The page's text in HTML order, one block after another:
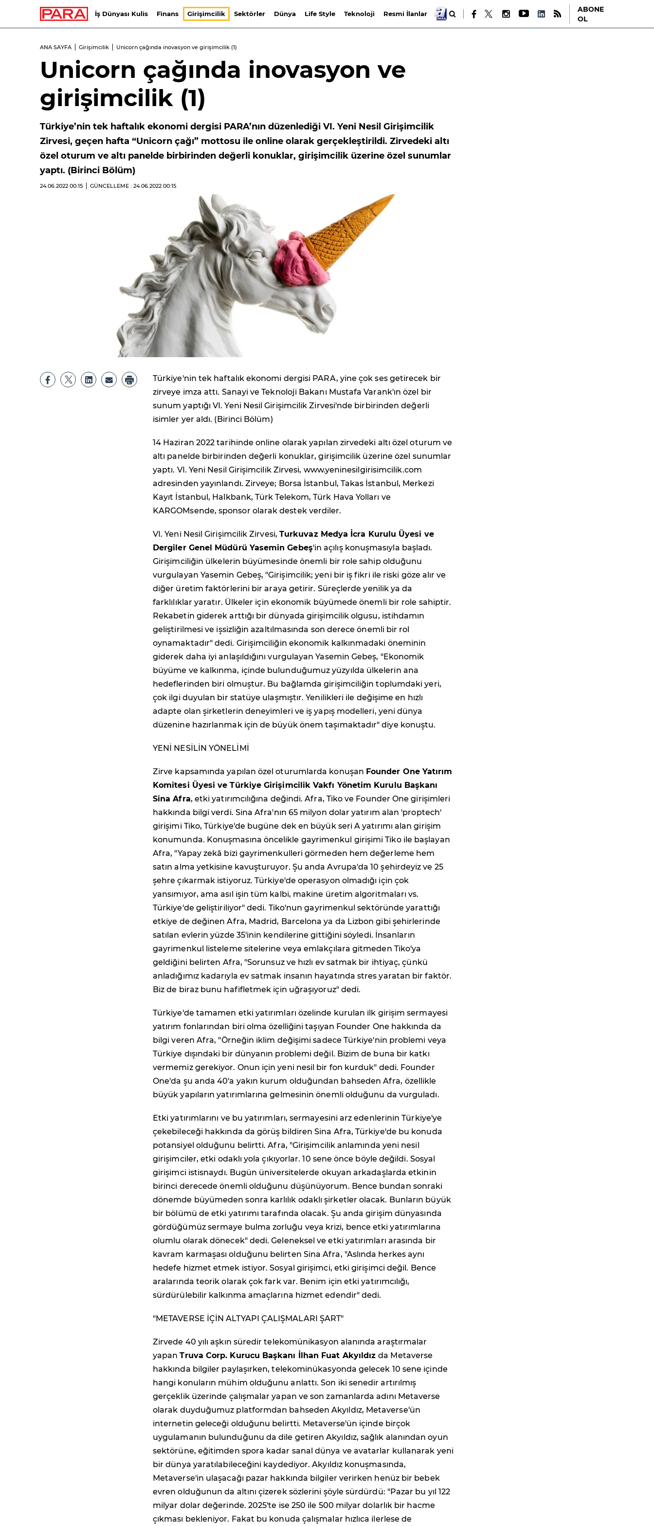
İş Dünyası Kulis Finans Girişimcilik Sektörler Dünya Life Style Teknoloji Resmi İlanlar
ABONE
OL
ANA SAYFA Girişimcilik Unicorn çağında inovasyon ve girişimcilik (1)
Unicorn çağında inovasyon ve
girişimcilik (1)
Türkiye’nin tek haftalık ekonomi dergisi PARA’nın düzenlediği VI. Yeni Nesil Girişimcilik
Zirvesi, geçen hafta “Unicorn çağı” mottosu ile online olarak gerçekleştirildi. Zirvedeki altı
özel oturum ve altı panelde birbirinden değerli konuklar, girişimcilik üzerine özel sunumlar
yaptı. (Birinci Bölüm)
24.06.2022 00:15 GÜNCELLEME : 24.06.2022 00:15
Türkiye'nin tek haftalık ekonomi dergisi PARA, yine çok ses getirecek bir
zirveye imza attı. Sanayi ve Teknoloji Bakanı Mustafa Varank'ın özel bir
sunum yaptığı VI. Yeni Nesil Girişimcilik Zirvesi'nde birbirinden değerli
isimler yer aldı. (Birinci Bölüm)
14 Haziran 2022 tarihinde online olarak yapılan zirvedeki altı özel oturum ve
altı panelde birbirinden değerli konuklar, girişimcilik üzerine özel sunumlar
yaptı. VI. Yeni Nesil Girişimcilik Zirvesi, www.yeninesilgirisimcilik.com
adresinden yayınlandı. Zirveye; Borsa İstanbul, Takas İstanbul, Merkezi
Kayıt İstanbul, Halkbank, Türk Telekom, Türk Hava Yolları ve
KARGOMsende, sponsor olarak destek verdiler.
VI. Yeni Nesil Girişimcilik Zirvesi, Turkuvaz Medya İcra Kurulu Üyesi ve
Dergiler Genel Müdürü Yasemin Gebeş'in açılış konuşmasıyla başladı.
Girişimciliğin ülkelerin büyümesinde önemli bir role sahip olduğunu
vurgulayan Yasemin Gebeş, "Girişimcilik; yeni bir iş fikri ile riski göze alır ve
diğer üretim faktörlerini bir araya getirir. Süreçlerde yenilik ya da
farklılıklar yaratır. Ülkeler için ekonomik büyümede önemli bir role sahiptir.
Rekabetin giderek arttığı bir dünyada girişimcilik olgusu, istihdamın
geliştirilmesi ve işsizliğin azaltılmasında son derece önemli bir rol
oynamaktadır" dedi. Girişimciliğin ekonomik kalkınmadaki öneminin
giderek daha iyi anlaşıldığını vurgulayan Yasemin Gebeş, "Ekonomik
büyüme ve kalkınma, içinde bulunduğumuz yüzyılda ülkelerin ana
hedeflerinden biri olmuştur. Bu bağlamda girişimciliğin toplumdaki yeri,
çok ilgi duyulan bir statüye ulaşmıştır. Yenilikleri ile değişime en hızlı
adapte olan şirketlerin deneyimleri ve iş yapış modelleri, yeni dünya
düzenine hazırlanmak için de büyük önem taşımaktadır" diye konuştu.
YENİ NESİLİN YÖNELİMİ
Zirve kapsamında yapılan özel oturumlarda konuşan Founder One Yatırım
Komitesi Üyesi ve Türkiye Girişimcilik Vakfı Yönetim Kurulu Başkanı
Sina Afra, etki yatırımcılığına değindi. Afra, Tiko ve Founder One girişimleri
hakkında bilgi verdi. Sina Afra'nın 65 milyon dolar yatırım alan 'proptech'
girişimi Tiko, Türkiye'de bugüne dek en büyük seri A yatırımı alan girişim
konumunda. Konuşmasına öncelikle gayrimenkul girişimi Tiko ile başlayan
Afra, "Yapay zekâ bizi gayrimenkulleri görmeden hem değerleme hem
satın alma yetkisine kavuşturuyor. Şu anda Avrupa'da 10 şehirdeyiz ve 25
şehre çıkarmak istiyoruz. Türkiye'de operasyon olmadığı için çok
yansımıyor, ama asıl işin tüm kalbi, makine üretim algoritmaları vs.
Türkiye'de geliştiriliyor" dedi. Tiko'nun gayrimenkul sektöründe yarattığı
etkiye de değinen Afra, Madrid, Barcelona ya da Lizbon gibi şehirlerinde
satılan evlerin yüzde 35'inin kendilerine gittiğini söyledi. İnsanların
gayrimenkul listeleme sitelerine veya emlakçılara gitmeden Tiko'ya
geldiğini belirten Afra, "Sorunsuz ve hızlı ev satmak bir ihtiyaç, çünkü
anladığımız kadarıyla ev satmak insanın hayatında stres yaratan bir faktör.
Biz de biraz bunu hafifletmek için uğraşıyoruz" dedi.
Türkiye'de tamamen etki yatırımları özelinde kurulan ilk girişim sermayesi
yatırım fonlarından biri olma özelliğini taşıyan Founder One hakkında da
bilgi veren Afra, "Örneğin iklim değişimi sadece Türkiye'nin problemi veya
Türkiye dışındaki bir dünyanın problemi değil. Bizim de buna bir katkı
vermemiz gerekiyor. Onun için yeni nesil bir fon kurduk" dedi. Founder
One'da şu anda 40'a yakın kurum olduğundan bahseden Afra, özellikle
büyük yapıların yatırımlarına gelmesinin önemli olduğunu da vurguladı.
Etki yatırımlarını ve bu yatırımları, sermayesini arz edenlerinin Türkiye'ye
çekebileceği hakkında da görüş bildiren Sina Afra, Türkiye'de bu konuda
potansiyel olduğunu belirtti. Afra, "Girişimcilik anlamında yeni nesil
girişimciler, etki odaklı yola çıkıyorlar. 10 sene önce böyle değildi. Sosyal
girişimci istisnaydı. Bugün üniversitelerde okuyan arkadaşlarda etkinin
birinci derecede önemli olduğunu düşünüyorum. Bence bundan sonraki
dönemde büyümeden sonra karlılık odaklı şirketler olacak. Bunların büyük
bir bölümü de etki yatırımı tarafında olacak. Şu anda girişim dünyasında
gördüğümüz sermaye bulma zorluğu veya krizi, bence etki yatırımlarına
olumlu olarak dönecek" dedi. Geleneksel ve etki yatırımları arasında bir
kavram karmaşası olduğunu belirten Sina Afra, "Aslında herkes aynı
hedefe hizmet etmek istiyor. Sosyal girişimci, etki girişimci değil. Bence
aralarında teorik olarak çok fark var. Benim için etki yatırımcılığı,
sürdürülebilir kalkınma amaçlarına hizmet edendir" dedi.
"METAVERSE İÇİN ALTYAPI ÇALIŞMALARI ŞART"
Zirvede 40 yılı aşkın süredir telekomünikasyon alanında araştırmalar
yapanTruva Corp. Kurucu Başkanı İlhan Fuat Akyıldızda Metaverse
hakkında bilgiler paylaşırken, telekominükasyonda gelecek 10 sene içinde
hangi konuların mühim olduğunu anlattı. Son iki senedir artırılmış
gerçeklik üzerinde çalışmalar yapan ve son zamanlarda adını Metaverse
olarak duyduğumuz platformdan bahseden Akyıldız, Metaverse'ün
internetin geleceği olduğunu belirtti. Metaverse'ün içinde birçok
uygulamanın bulunduğunu da dile getiren Akyıldız, sağlık alanından oyun
sektörüne, eğitimden spora kadar sanal dünya ve avatarlar kullanarak yeni
bir dünya yaratılabileceğini kaydediyor. Akyıldız konuşmasında,
Metaverse'in ulaşacağı pazar hakkında bilgiler verirken henüz bir bebek
evren olduğunun da altını çizerek sözlerini şöyle sürdürdü: "Pazar bu yıl 122
milyar dolar değerinde. 2025'te ise 250 ile 500 milyar dolarlık bir hacme
çıkması bekleniyor. Fakat bu konuda çalışmalar hızlıca ilerlese de